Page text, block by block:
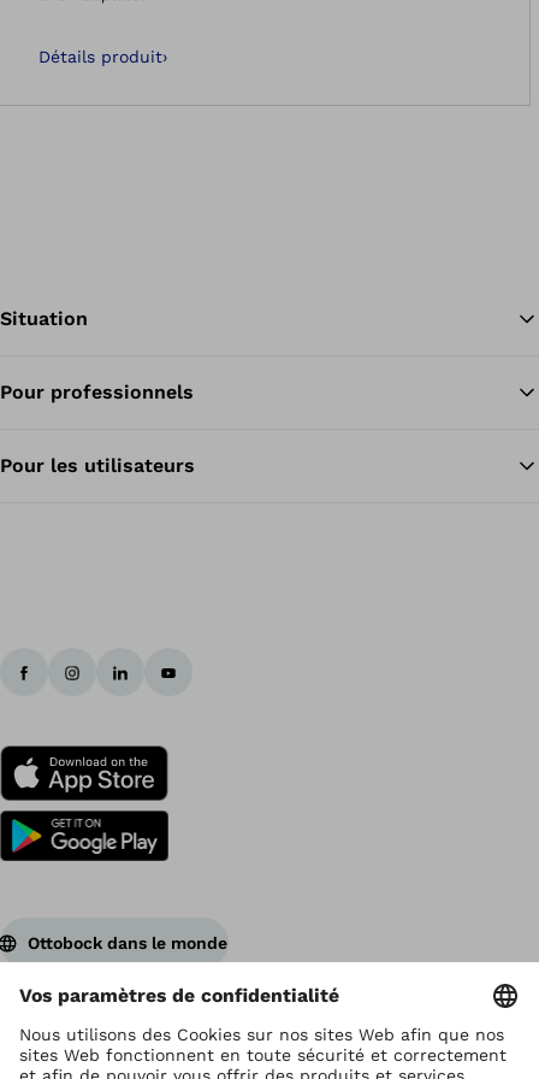
Ouvre l’image
Détails produit›
Situation
Pour professionnels
Pour les utilisateurs
Ottobock dans le monde
Ottobock est titulaire du droit d’auteur